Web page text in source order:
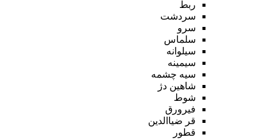
ربط
سردشت
سرو
سلماس
سیلوانه
سیمینه
سیه چشمه
شاهین دژ
شوط
فیرورق
قر ضیاالدین
قطور